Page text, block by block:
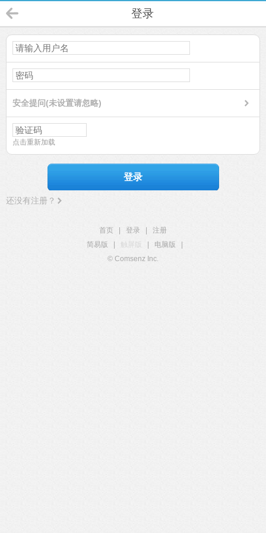
登录
安全提问(未设置请忽略)
点击重新加载
登录
还没有注册？
首页 登录
注册
简易版
触屏版 电脑版
© Comsenz Inc.